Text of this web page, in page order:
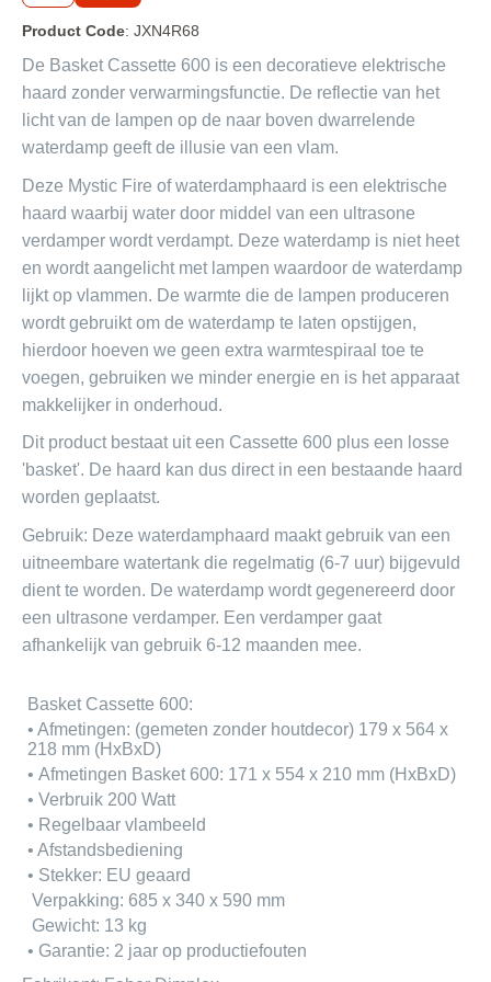
2026
Elektr. Optimyst (waterdamp) vrijstaande haarden 2026
Elektr. Opti-Virtual / Hologram inbouwhaarden 2026
Elektr. Opti-Virtual/Hologram vrijstaande haarden 2026
Meubelmaker
Outdoor Buiten haarden / tuinhaarden Gas 2026
REPARATIE Elektrische haarden
Onderdelen voor de bio ethanol brander van Xaralyn.
Model 2026
Onderdelen voor de Elektrische haarden en kachels met
Optiflame vuur 2026
Onderdelen voor de Elektrische haarden en kachels met
een Optimyst (waterdamp) vuur 2026
Onderdelen voor de houtkachel zoals een haardstel en
SHOWROOMMODELLEN
Product Code: JXN4R68
De Basket Cassette 600 is een decoratieve elektrische
haard zonder verwarmingsfunctie. De reflectie van het
licht van de lampen op de naar boven dwarrelende
waterdamp geeft de illusie van een vlam.
Deze Mystic Fire of waterdamphaard is een elektrische
haard waarbij water door middel van een ultrasone
verdamper wordt verdampt. Deze waterdamp is niet heet
en wordt aangelicht met lampen waardoor de waterdamp
lijkt op vlammen. De warmte die de lampen produceren
wordt gebruikt om de waterdamp te laten opstijgen,
hierdoor hoeven we geen extra warmtespiraal toe te
voegen, gebruiken we minder energie en is het apparaat
makkelijker in onderhoud.
Dit product bestaat uit een Cassette 600 plus een losse
'basket'. De haard kan dus direct in een bestaande haard
worden geplaatst.
Gebruik: Deze waterdamphaard maakt gebruik van een
uitneembare watertank die regelmatig (6-7 uur) bijgevuld
dient te worden. De waterdamp wordt gegenereerd door
een ultrasone verdamper. Een verdamper gaat
afhankelijk van gebruik 6-12 maanden mee.
Basket Cassette 600:
• Afmetingen: (gemeten zonder houtdecor) 179 x 564 x
218 mm (HxBxD)
• Afmetingen Basket 600: 171 x 554 x 210 mm (HxBxD)
• Verbruik 200 Watt
• Regelbaar vlambeeld
• Afstandsbediening
• Stekker: EU geaard
Verpakking: 685 x 340 x 590 mm
Gewicht: 13 kg
• Garantie: 2 jaar op productiefouten